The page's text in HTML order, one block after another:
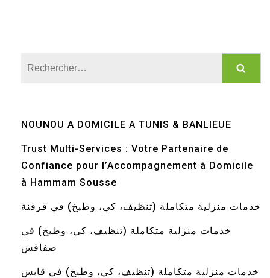
NOUNOU A DOMICILE A TUNIS & BANLIEUE
Trust Multi-Services : Votre Partenaire de
Confiance pour l’Accompagnement à Domicile
à Hammam Sousse
خدمات منزلية متكاملة (تنظيف، كي، وطبخ) في قرقنة
خدمات منزلية متكاملة (تنظيف، كي، وطبخ) في
صفاقس
خدمات منزلية متكاملة (تنظيف، كي، وطبخ) في قابس